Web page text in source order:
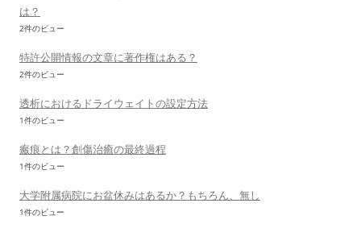
は？
2件のビュー
特許公開情報の文章に著作権はある？
2件のビュー
透析におけるドライウェイトの設定方法
1件のビュー
瘢痕とは？創傷治癒の最終過程
1件のビュー
大学附属病院にお盆休みはあるか？もちろん、無し
1件のビュー